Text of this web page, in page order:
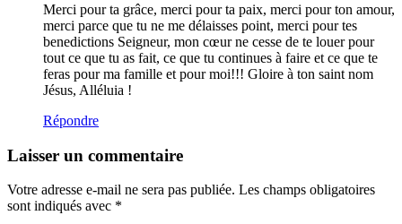
Merci pour ta grâce, merci pour ta paix, merci pour ton amour,
merci parce que tu ne me délaisses point, merci pour tes
benedictions Seigneur, mon cœur ne cesse de te louer pour
tout ce que tu as fait, ce que tu continues à faire et ce que te
feras pour ma famille et pour moi!!! Gloire à ton saint nom
Jésus, Alléluia !
Répondre
Laisser un commentaire
Votre adresse e-mail ne sera pas publiée. Les champs obligatoires
sont indiqués avec *